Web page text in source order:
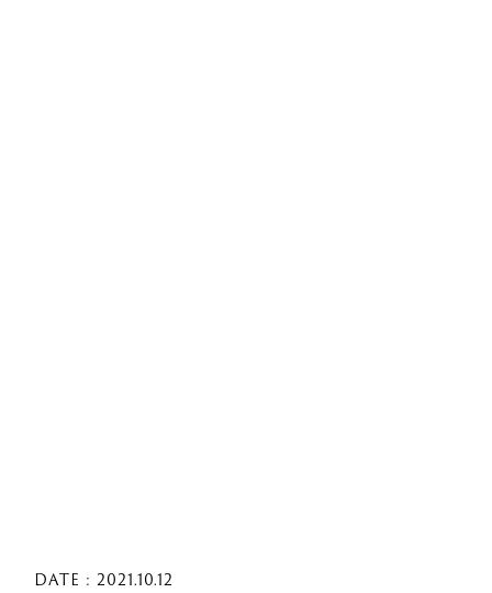
DATE : 2021.10.12